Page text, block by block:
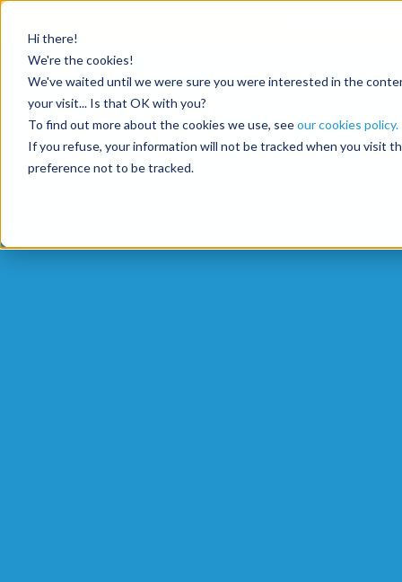
Hi there!
We're the cookies!
We've waited until we were sure you were interested in the
your visit... Is that OK with you?
To find out more about the cookies we use, seeour cookies policy.
If you refuse, your information will not be tracked when you visit
preference not to be tracked.